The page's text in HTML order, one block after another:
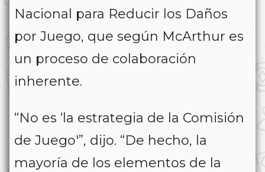
Nacional para Reducir los Daños
por Juego, que según McArthur es
un proceso de colaboración
inherente.
“No es ‘la estrategia de la Comisión
de Juego'”, dijo. “De hecho, la
mayoría de los elementos de la